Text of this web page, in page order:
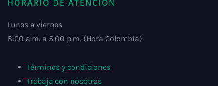
HORARIO DE ATENCIÓN
Lunes a viernes
8:00 a.m. a 5:00 p.m. (Hora Colombia)
Términos y condiciones
Trabaja con nosotros